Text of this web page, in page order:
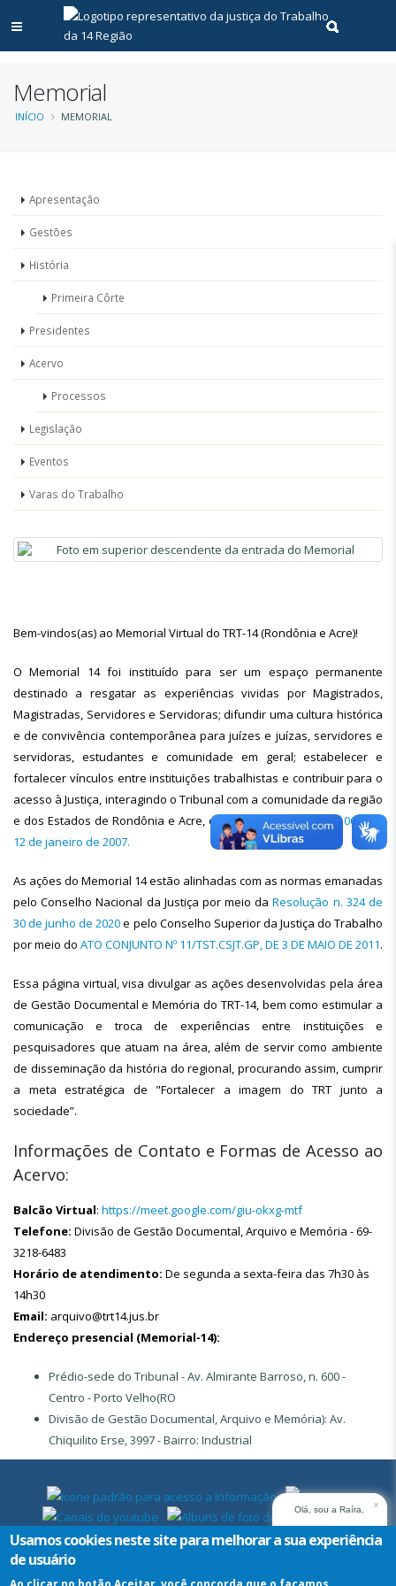
Abrir menu principal
Realizar
Memorial
Trilha
navegação
INÍCIO MEMORIAL
Memorial
Apresentação
Gestões
História
Primeira Côrte
Presidentes
Acervo
Processos
Legislação
Eventos
Varas do Trabalho
Bem-vindos(as) ao Memorial Virtual do TRT-14 (Rondônia e Acre)!
O Memorial 14 foi instituído para ser um espaço permanente
destinado a resgatar as experiências vividas por Magistrados,
Magistradas, Servidores e Servidoras; difundir uma cultura histórica
e de convivência contemporânea para juízes e juízas, servidores e
servidoras, estudantes e comunidade em geral; estabelecer e
fortalecer vínculos entre instituições trabalhistas e contribuir para o
acesso à Justiça, interagindo o Tribunal com a comunidade da região
e dos Estados de Rondônia e Acre, conforme Portaria GP n. 068, de
12 de janeiro de 2007.
As ações do Memorial 14 estão alinhadas com as normas emanadas
pelo Conselho Nacional da Justiça por meio daResolução n. 324 de
30 de junho de 2020e pelo Conselho Superior da Justiça do Trabalho
por meio do ATO CONJUNTO Nº 11/TST.CSJT.GP, DE 3 DE MAIO DE 2011.
Essa página virtual, visa divulgar as ações desenvolvidas pela área
de Gestão Documental e Memória do TRT-14, bem como estimular a
comunicação e troca de experiências entre instituições e
pesquisadores que atuam na área, além de servir como ambiente
de disseminação da história do regional, procurando assim, cumprir
a meta estratégica de "Fortalecer a imagem do TRT junto a
sociedade”.
Informações de Contato e Formas de Acesso ao
Acervo:
Balcão Virtual: https://meet.google.com/giu-okxg-mtf
Telefone: Divisão de Gestão Documental, Arquivo e Memória - 69-
3218-6483
Horário de atendimento: De segunda a sexta-feira das 7h30 às
14h30
Email: arquivo@trt14.jus.br
Endereço presencial (Memorial-14):
Prédio-sede do Tribunal - Av. Almirante Barroso, n. 600 -
Centro - Porto Velho(RO
Divisão de Gestão Documental, Arquivo e Memória): Av.
Chiquilito Erse, 3997 - Bairro: Industrial
Olá, sou a Raíra,
assistente virtual do
TRT14. Em que posso
x
Usamos cookies neste site para melhorar a sua experiência
de usuário